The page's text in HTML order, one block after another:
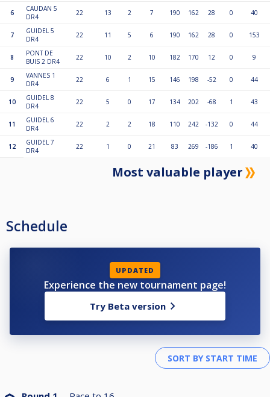
6
CAUDAN 5
DR4
22 13 2 7 190 162 28 0 40
7
GUIDEL 5
DR4
22 11 5 6 190 162 28 0 153
8
PONT DE
BUIS 2 DR4
22 10 2 10 182 170 12 0 9
9
VANNES 1
DR4
22 6 1 15 146 198 -52 0 44
10
GUIDEL 8
DR4
22 5 0 17 134 202 -68 1 43
11
GUIDEL 6
DR4
22 2 2 18 110 242 -132 0 44
12
GUIDEL 7
DR4
22 1 0 21 83 269 -186 1 40
Most valuable player
Schedule
UPDATED
Experience the new tournament page!
Try Beta version